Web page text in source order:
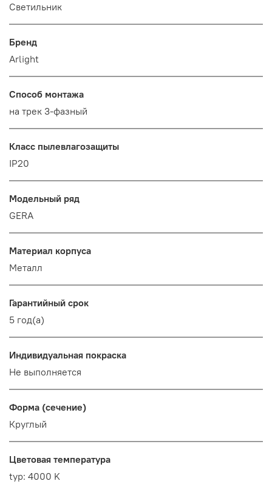
Светильник
Бренд
Arlight
Способ монтажа
на трек 3-фазный
Класс пылевлагозащиты
IP20
Модельный ряд
GERA
Материал корпуса
Металл
Гарантийный срок
5 год(а)
Индивидуальная покраска
Не выполняется
Форма (сечение)
Круглый
Цветовая температура
typ: 4000 K